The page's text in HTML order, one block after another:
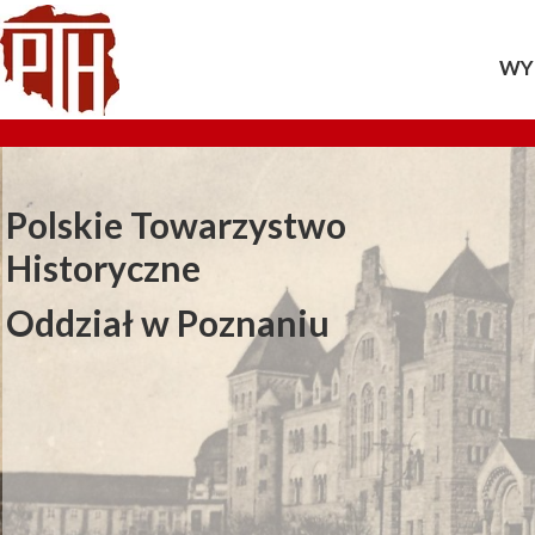
Polskie Towarzystwo
Historyczne
Oddział w Poznaniu